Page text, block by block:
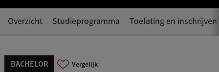
BACHELOR Vergelijk
Overzicht Studieprogramma Toelating en inschrijven